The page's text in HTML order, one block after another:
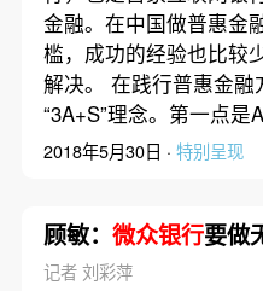
金融。在中国做普惠金
槛，成功的经验也比较
解决。 在践行普惠金融
“3A+S”理念。第一点
2018年5月30日 · 特别呈现
顾敏： 微众银行要做
记者 刘彩萍